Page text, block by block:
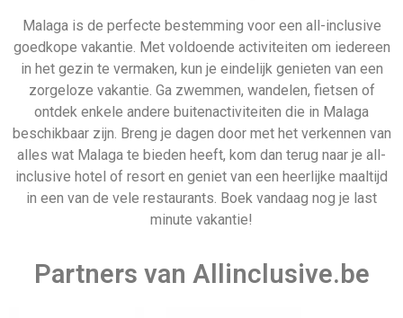
Malta Cambodja
Vertrek datum
Malaga is de perfecte bestemming voor een all-inclusive
goedkope vakantie. Met voldoende activiteiten om iedereen
in het gezin te vermaken, kun je eindelijk genieten van een
zorgeloze vakantie. Ga zwemmen, wandelen, fietsen of
ontdek enkele andere buitenactiviteiten die in Malaga
beschikbaar zijn. Breng je dagen door met het verkennen van
alles wat Malaga te bieden heeft, kom dan terug naar je all-
inclusive hotel of resort en geniet van een heerlijke maaltijd
in een van de vele restaurants. Boek vandaag nog je last
minute vakantie!
Partners van Allinclusive.be